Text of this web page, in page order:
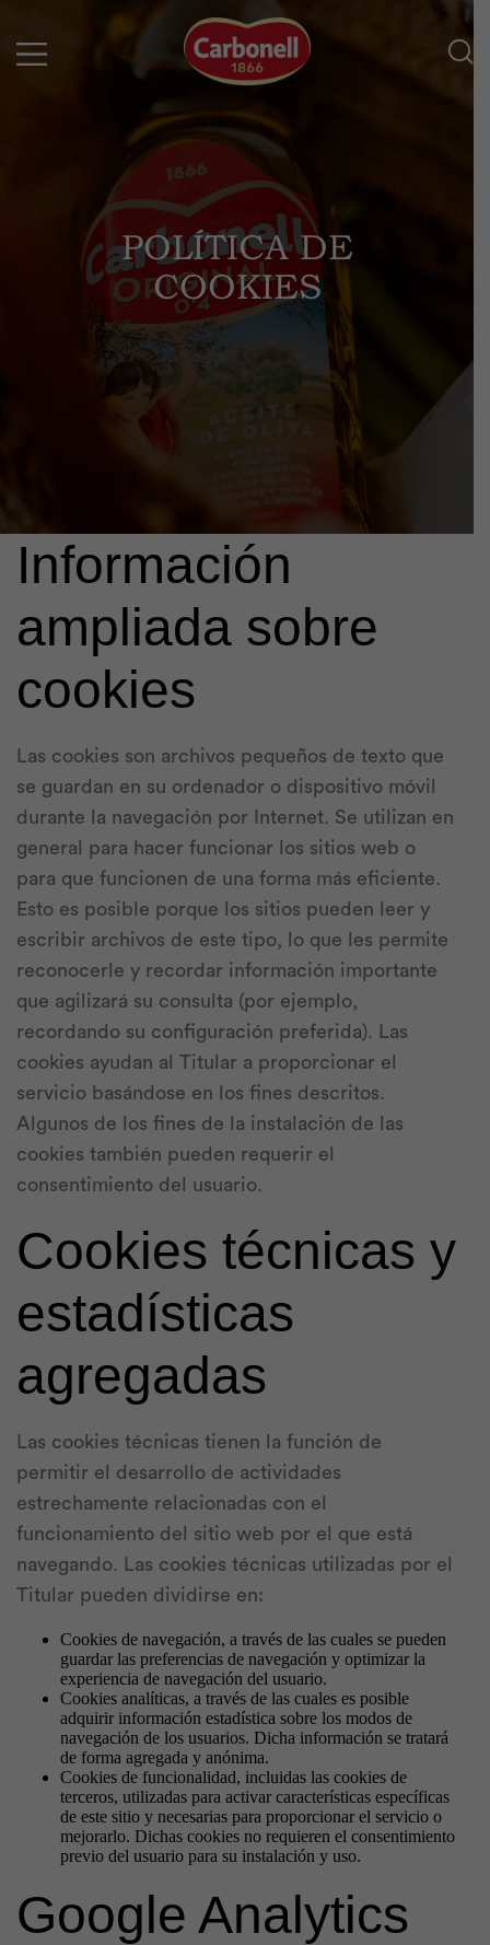
POLÍTICA DE
COOKIES
Información
ampliada sobre
cookies
Las cookies son archivos pequeños de texto que
se guardan en su ordenador o dispositivo móvil
durante la navegación por Internet. Se utilizan en
general para hacer funcionar los sitios web o
para que funcionen de una forma más eficiente.
Esto es posible porque los sitios pueden leer y
escribir archivos de este tipo, lo que les permite
reconocerle y recordar información importante
que agilizará su consulta (por ejemplo,
recordando su configuración preferida). Las
cookies ayudan al Titular a proporcionar el
servicio basándose en los fines descritos.
Algunos de los fines de la instalación de las
cookies también pueden requerir el
consentimiento del usuario.
Cookies técnicas y
estadísticas
agregadas
Las cookies técnicas tienen la función de
permitir el desarrollo de actividades
estrechamente relacionadas con el
funcionamiento del sitio web por el que está
navegando. Las cookies técnicas utilizadas por el
Titular pueden dividirse en:
Cookies de navegación, a través de las cuales se pueden
guardar las preferencias de navegación y optimizar la
experiencia de navegación del usuario.
Cookies analíticas, a través de las cuales es posible
adquirir información estadística sobre los modos de
navegación de los usuarios. Dicha información se tratará
de forma agregada y anónima.
Cookies de funcionalidad, incluidas las cookies de
terceros, utilizadas para activar características específicas
de este sitio y necesarias para proporcionar el servicio o
mejorarlo. Dichas cookies no requieren el consentimiento
previo del usuario para su instalación y uso.
Google Analytics